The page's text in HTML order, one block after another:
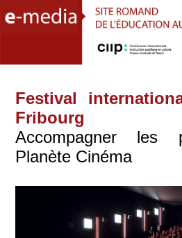
Festival
Fribourg
Accompagner les
Planète Cinéma